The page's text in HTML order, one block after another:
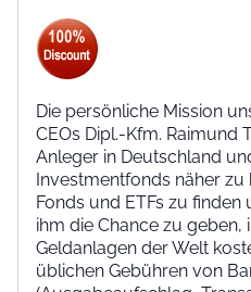
Die persönliche Mission
CEOs Dipl.-Kfm. Raimund
Anleger in Deutschland
Investmentfonds näher zu
Fonds und ETFs zu
ihm die Chance zu geben,
Geldanlagen der Welt
üblichen Gebühren von